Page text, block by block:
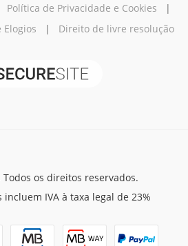
Política de Privacidade e Cookies |
Elogios | Direito de livre resolução
os direitos reservados.
IVA à taxa legal de 23%